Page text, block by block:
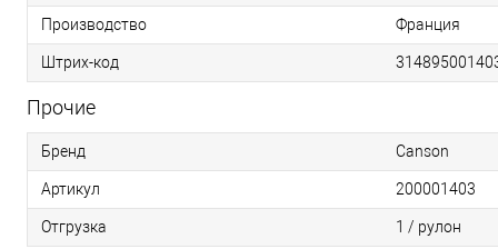
Производство Франция
Штрих-код
Прочие
Бренд Canson
Артикул 200001403
Отгрузка 1 / рулон